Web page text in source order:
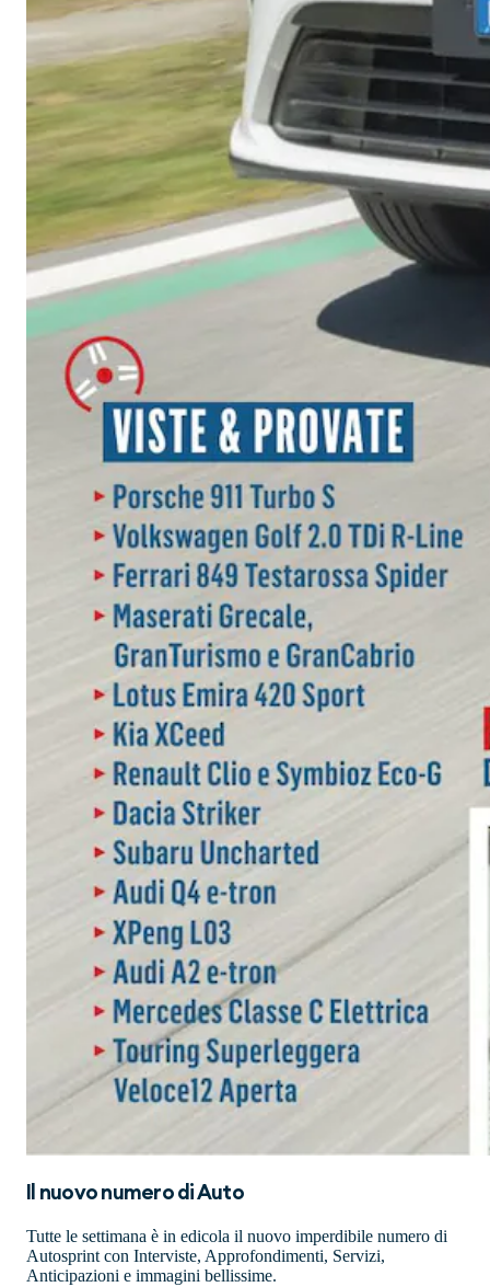
Il nuovo numero diAuto
Tutte le settimana è in edicola il nuovo imperdibile numero di
Autosprint con Interviste, Approfondimenti, Servizi,
Anticipazioni e immagini bellissime.